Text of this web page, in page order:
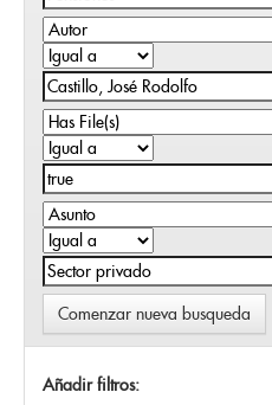
Comenzar nueva busqueda
Añadir filtros: